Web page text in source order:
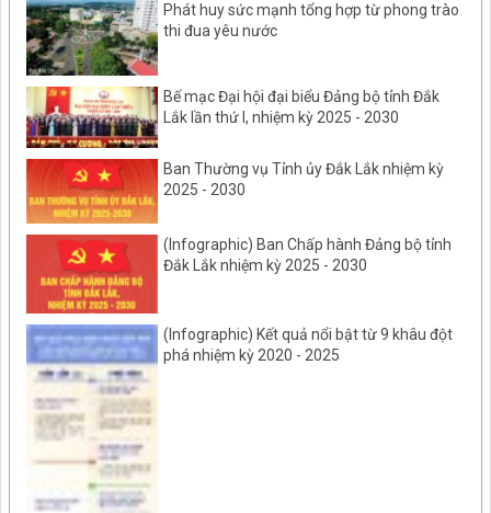
Phát huy sức mạnh tổng hợp từ phong trào
thi đua yêu nước
Bế mạc Đại hội đại biểu Đảng bộ tỉnh Đắk
Lắk lần thứ I, nhiệm kỳ 2025 - 2030
Ban Thường vụ Tỉnh ủy Đắk Lắk nhiệm kỳ
2025 - 2030
(Infographic) Ban Chấp hành Đảng bộ tỉnh
Đắk Lắk nhiệm kỳ 2025 - 2030
(Infographic) Kết quả nổi bật từ 9 khâu đột
phá nhiệm kỳ 2020 - 2025